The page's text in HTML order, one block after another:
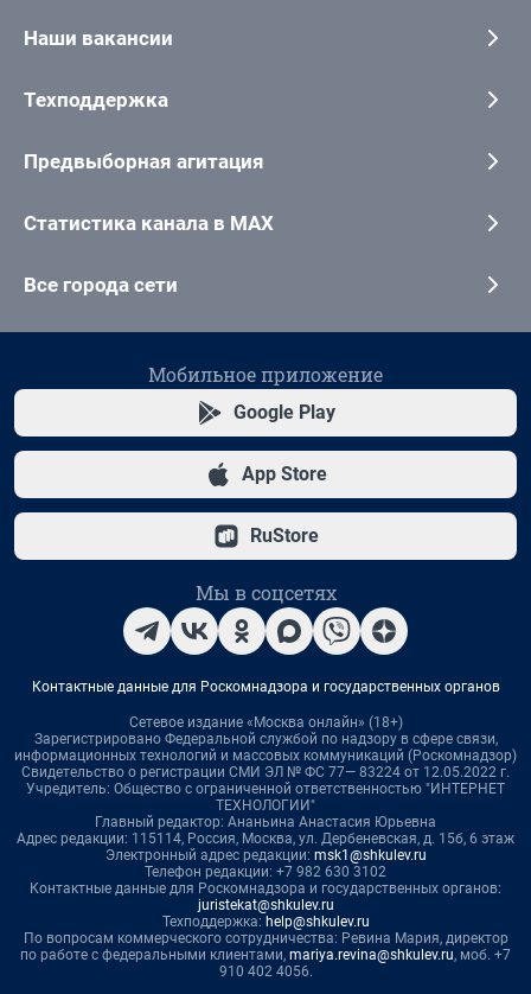
Наши вакансии
Техподдержка
Предвыборная агитация
Статистика канала в MAX
Все города сети
Мобильное приложение
Google Play
App Store
RuStore
Мы в соцсетях
Контактные данные для Роскомнадзора и государственных органов
Сетевое издание «Москва онлайн» (18+)
Зарегистрировано Федеральной службой по надзору в сфере связи,
информационных технологий и массовых коммуникаций (Роскомнадзор)
Свидетельство о регистрации СМИ ЭЛ № ФС 77— 83224 от 12.05.2022 г.
Учредитель: Общество с ограниченной ответственностью "ИНТЕРНЕТ
ТЕХНОЛОГИИ"
Главный редактор: Ананьина Анастасия Юрьевна
Адрес редакции: 115114, Россия, Москва, ул. Дербеневская, д. 15б, 6 этаж
Электронный адрес редакции: msk1@shkulev.ru
Телефон редакции: +7 982 630 3102
Контактные данные для Роскомнадзора и государственных органов:
juristekat@shkulev.ru
Техподдержка: help@shkulev.ru
По вопросам коммерческого сотрудничества: Ревина Мария, директор
по работе с федеральными клиентами, mariya.revina@shkulev.ru, моб. +7
910 402 4056.